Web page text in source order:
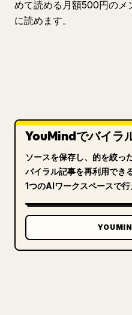
めて読める月額500円のメ
に読めます。
YouMindでバイラ
ソースを保存し、的を絞っ
バイラル記事を再利用でき
1つのAIワークスペースで行